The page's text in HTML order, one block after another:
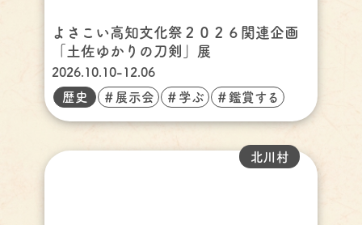
よさこい高知文化祭２０２６関連企画
「土佐ゆかりの刀剣」展
2026.10.10-12.06
歴史
＃展示会 ＃学ぶ ＃鑑賞する
北川村